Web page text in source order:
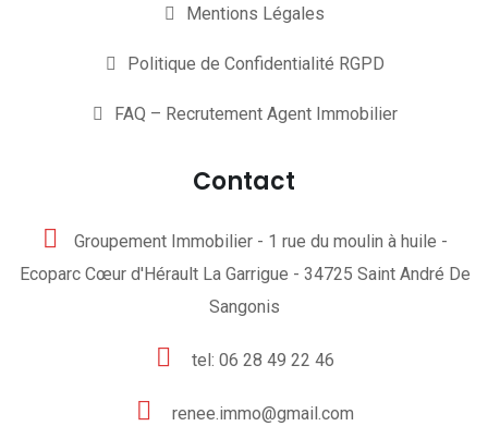
Mentions Légales
Politique de Confidentialité RGPD
FAQ – Recrutement Agent Immobilier
Contact
Groupement Immobilier - 1 rue du moulin à huile -
Ecoparc Cœur d'Hérault La Garrigue - 34725 Saint André De
Sangonis
tel: 06 28 49 22 46
renee.immo@gmail.com